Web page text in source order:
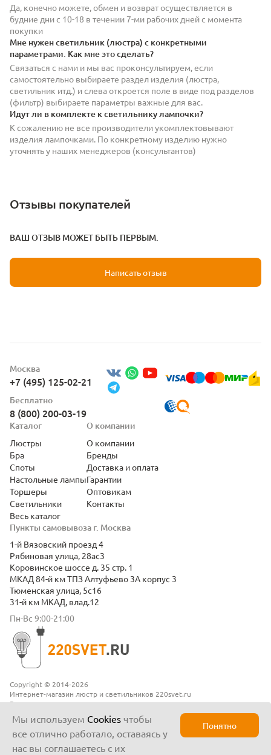
Да, конечно можете, обмен и возврат осуществляется в
будние дни с 10-18 в течении 7-ми рабочих дней с момента
покупки
Мне нужен светильник (люстра) с конкретными
параметрами. Как мне это сделать?
Связаться с нами и мы вас проконсультируем, если
самостоятельно выбираете раздел изделия (люстра,
светильник итд.) и слева откроется поле в виде под разделов
(фильтр) выбираете параметры важные для вас.
Идут ли в комплекте к светильнику лампочки?
К сожалению не все производители укомплектовывают
изделия лампочками. По конкретному изделию нужно
уточнять у наших менеджеров (консультантов)
Отзывы покупателей
ВАШ ОТЗЫВ МОЖЕТ БЫТЬ ПЕРВЫМ.
Написать отзыв
Copyright © 2014-2026
Интернет-магазин люстр и светильников 220svet.ru
Все права защищены
Москва
+7 (495) 125-02-21
Бесплатно
8 (800) 200-03-19
Пункты самовывоза г. Москва
1-й Вязовский проезд 4
Рябиновая улица, 28ас3
Коровинское шоссе д. 35 стр. 1
МКАД 84-й км ТПЗ Алтуфьево 3А корпус 3
Тюменская улица, 5с16
31-й км МКАД, влад.12
Пн-Вс 9:00-21:00
Каталог
Люстры
Бра
Споты
Настольные лампы
Торшеры
Светильники
Весь каталог
О компании
О компании
Бренды
Доставка и оплата
Гарантии
Оптовикам
Контакты
Мы используем Cookies чтобы
все отлично работало, оставаясь у
нас вы соглашаетесь с их
Понятно